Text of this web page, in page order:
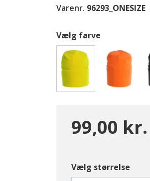
Varenr. 96293_ONESIZE
Vælg farve
99,00 kr.
Vælg størrelse